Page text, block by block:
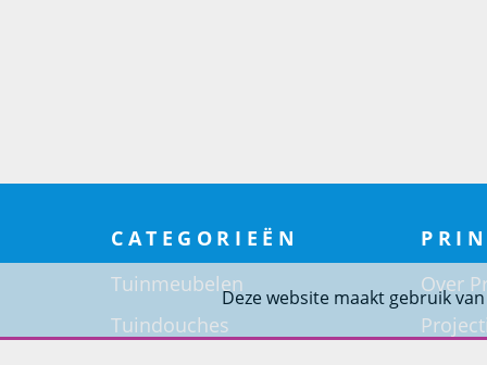
Deze website maakt gebruik
CATEGORIEËN
Tuinmeubelen
Tuindouches
Over